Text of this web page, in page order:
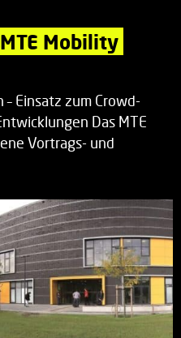
Mobility
Einsatz zum Crowd-
Das MTE
Vortrags- und